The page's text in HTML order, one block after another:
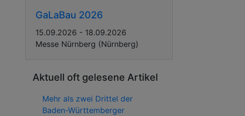
GaLaBau 2026
15.09.2026 - 18.09.2026
Messe Nürnberg (Nürnberg)
Aktuell oft gelesene Artikel
Mehr als zwei Drittel der
Baden-Württemberger